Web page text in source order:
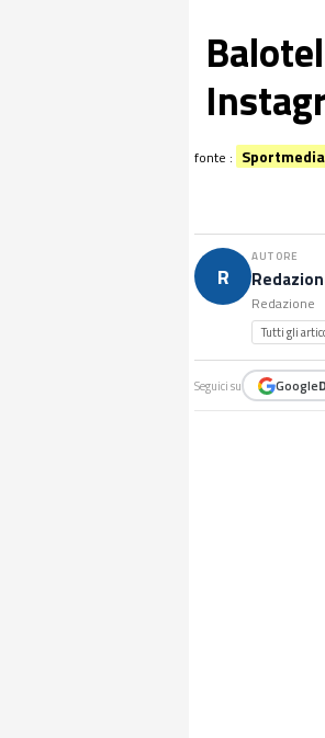
fonte :
R
AUTORE
Redazione
Tutti gli
Seguici su Google